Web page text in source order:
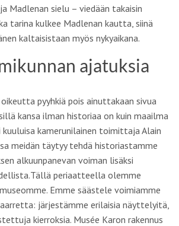
Madlenan sielu – viedään takaisin
tarina kulkee Madlenan kautta, siinä
kaltaisistaan myös nykyaikana.
ajatuksia
pyyhkiä pois ainuttakaan sivua
kansa ilman historiaa on kuin maailma
kamerunilainen toimittaja Alain
meidän täytyy tehdä historiastamme
alkuunpanevan voiman lisäksi
periaatteella olemme
Emme säästele voimiamme
järjestämme erilaisia näyttelyitä,
kierroksia. Musée Karon rakennus